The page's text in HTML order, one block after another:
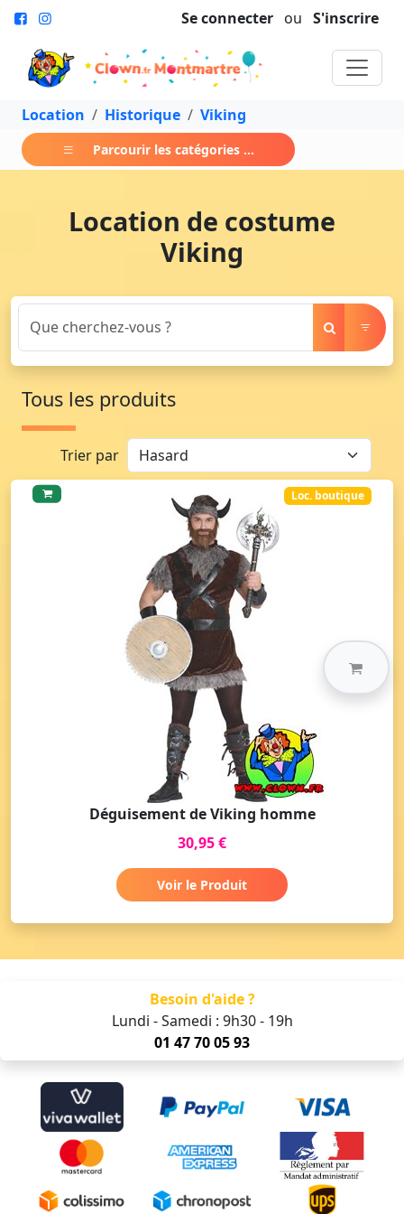
Se connecter ou S'inscrire
Location Historique Viking
Parcourir les catégories ...
Location de costume
Viking
Tous les produits
Trier par
Loc. boutique
Déguisement de Viking homme
30,95 €
Voir le Produit
Besoin d'aide ?
Lundi - Samedi : 9h30 - 19h
01 47 70 05 93